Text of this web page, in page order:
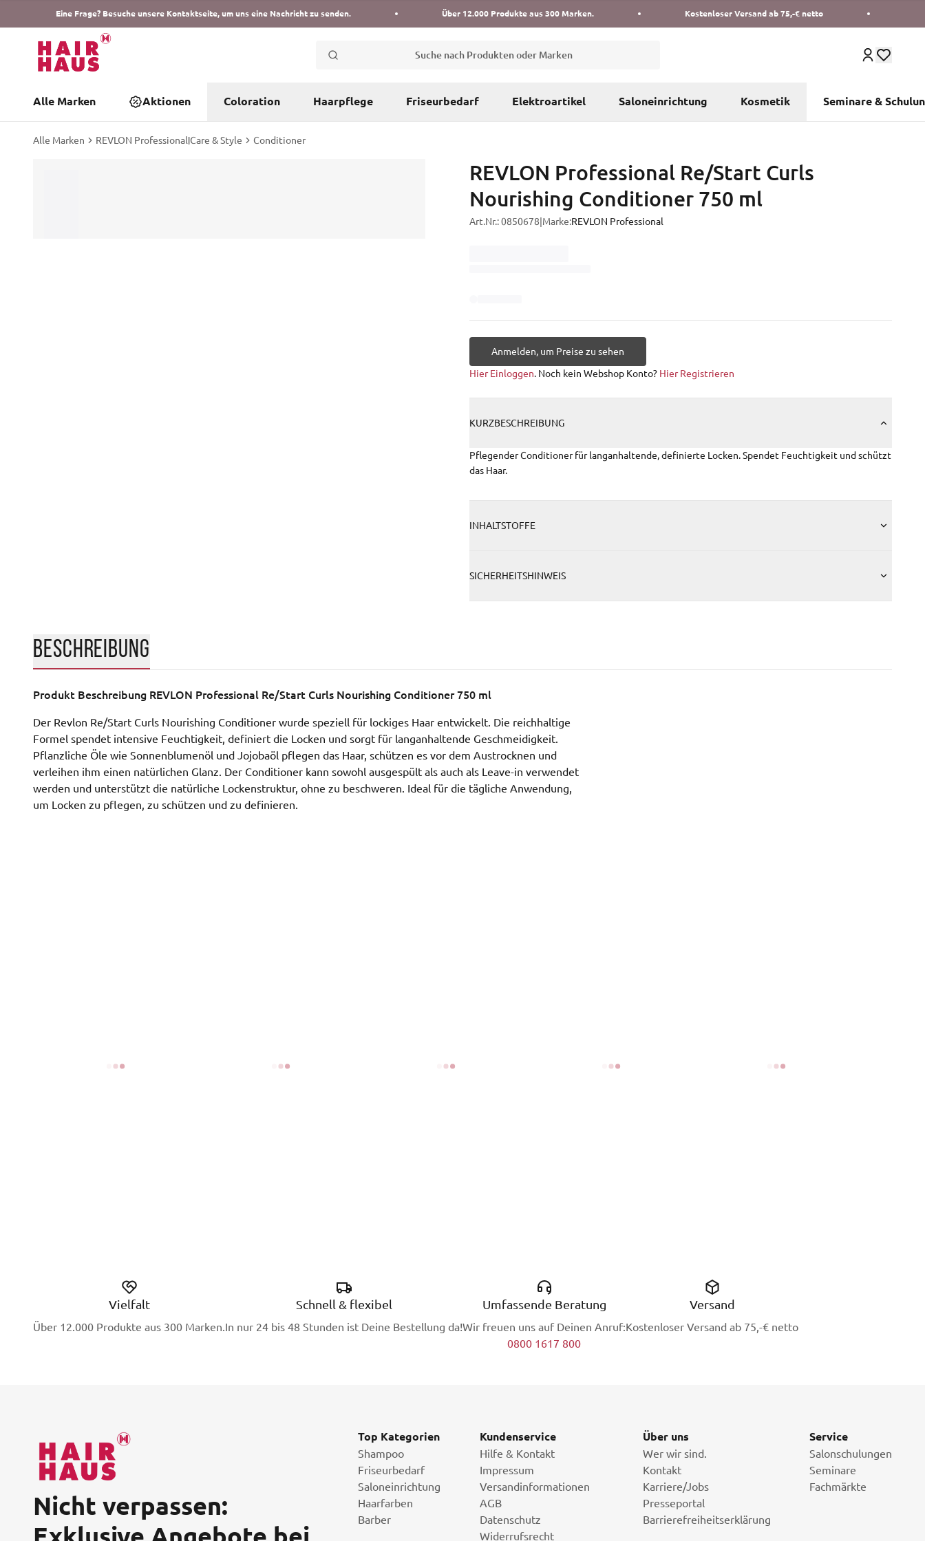
Eine Frage? Besuche unsere Kontaktseite, um uns eine Nachricht zu senden. Über 12.000 Produkte aus 300 Marken. Kostenloser Versand ab 75,-€ netto
Suche nach Produkten oder Marken
Alle Marken Aktionen Coloration Haarpflege Friseurbedarf Elektroartikel Saloneinrichtung Kosmetik Seminare &
Alle Marken REVLON Professional|Care & Style Conditioner
REVLON Professional Re/Start Curls
Nourishing Conditioner 750 ml
Art.Nr.:0850678 Marke:REVLON Professional
Anmelden, um Preise zu sehen
Hier Einloggen. Noch kein Webshop Konto? Hier Registrieren
KURZBESCHREIBUNG
Pflegender Conditioner für langanhaltende, definierte Locken. Spendet Feuchtigkeit und schützt
das Haar.
INHALTSTOFFE
SICHERHEITSHINWEIS
BESCHREIBUNG
Produkt Beschreibung REVLON Professional Re/Start Curls Nourishing Conditioner 750 ml
Der Revlon Re/Start Curls Nourishing Conditioner wurde speziell für lockiges Haar entwickelt. Die reichhaltige
Formel spendet intensive Feuchtigkeit, definiert die Locken und sorgt für langanhaltende Geschmeidigkeit.
Pflanzliche Öle wie Sonnenblumenöl und Jojobaöl pflegen das Haar, schützen es vor dem Austrocknen und
verleihen ihm einen natürlichen Glanz. Der Conditioner kann sowohl ausgespült als auch als Leave-in verwendet
werden und unterstützt die natürliche Lockenstruktur, ohne zu beschweren. Ideal für die tägliche Anwendung,
um Locken zu pflegen, zu schützen und zu definieren.
Vielfalt
Über 12.000 Produkte aus 300 Marken.
Schnell & flexibel
In nur 24 bis 48 Stunden ist Deine Bestellung da!
Umfassende Beratung
Wir freuen uns auf Deinen Anruf:
0800 1617 800
Versand
Kostenloser Versand ab 75,-€ netto
Nicht verpassen:
Top Kategorien
Shampoo
Friseurbedarf
Saloneinrichtung
Haarfarben
Barber
Kundenservice
Hilfe & Kontakt
Impressum
Versandinformationen
AGB
Datenschutz
Widerrufsrecht
Über uns
Wer wir sind.
Kontakt
Karriere/Jobs
Presseportal
Barrierefreiheitserklärung
Service
Salonschulungen
Seminare
Fachmärkte